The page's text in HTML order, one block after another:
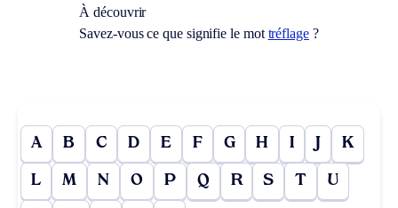
À découvrir
Savez-vous ce que signifie le mot tréflage?
A B C D E F G H I J K
L M N O P Q R S T U